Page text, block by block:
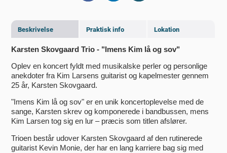
Beskrivelse Praktisk info Lokation
Karsten Skovgaard Trio - "Imens Kim lå og sov"
Oplev en koncert fyldt med musikalske perler og personlige
anekdoter fra Kim Larsens guitarist og kapelmester gennem
25 år, Karsten Skovgaard.
"Imens Kim lå og sov" er en unik koncertoplevelse med de
sange, Karsten skrev og komponerede i bandbussen, mens
Kim Larsen tog sig en lur – præcis som titlen afslører.
Trioen består udover Karsten Skovgaard af den rutinerede
guitarist Kevin Monie, der har en lang karriere bag sig med